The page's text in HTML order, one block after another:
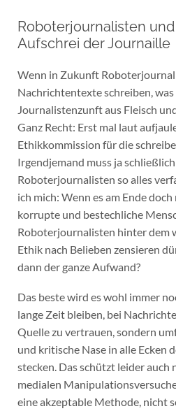
Roboterjournalisten
Aufschrei der Journaille
Wenn in Zukunft
Nachrichtentexte schreiben,
Journalistenzunft aus Fleisch
Ganz Recht: Erst mal laut
Ethikkommission für die
Irgendjemand muss ja
Roboterjournalisten so alles
ich mich: Wenn es am Ende
korrupte und bestechliche
Roboterjournalisten hinter dem
Ethik nach Belieben zensieren
dann der ganze Aufwand?
Das beste wird es wohl immer
lange Zeit bleiben, bei
Quelle zu vertrauen, sondern
und kritische Nase in alle Ecken
stecken. Das schützt leider auch
medialen
eine akzeptable Methode, nicht